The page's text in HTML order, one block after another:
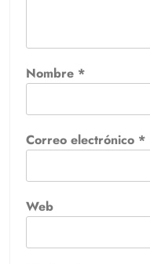
Nombre *
Correo electrónico *
Web